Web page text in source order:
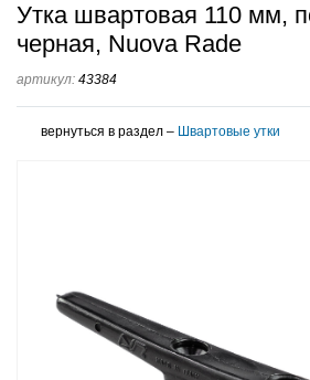
Утка швартовая 110 мм,
черная, Nuova Rade
артикул: 43384
вернуться в раздел – Швартовые утки